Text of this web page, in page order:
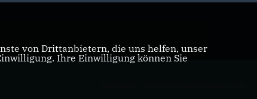
von Drittanbietern, die uns helfen, unser
Ihre Einwilligung können Sie